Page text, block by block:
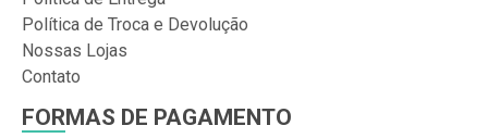
Política de Troca e Devolução
Nossas Lojas
Contato
FORMAS DE PAGAMENTO